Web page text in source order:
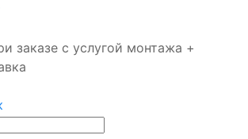
заказе с услугой монтажа +